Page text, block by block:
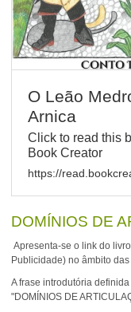
O Leão
Arnica
Click to read this
Book Creator
https://
DOMÍNIOS DE
Apresenta-se o link do
Publicidade) no âmbito
A frase introdutória
"DOMÍNIOS DE